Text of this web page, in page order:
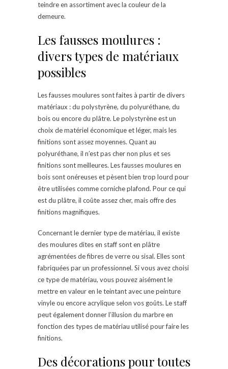
teindre en assortiment avec la couleur de la
demeure.
Les fausses moulures :
divers types de matériaux
possibles
Les fausses moulures sont faites à partir de divers
matériaux : du polystyrène, du polyuréthane, du
bois ou encore du plâtre. Le polystyrène est un
choix de matériel économique et léger, mais les
finitions sont assez moyennes. Quant au
polyuréthane, il n’est pas cher non plus et ses
finitions sont meilleures. Les fausses moulures en
bois sont onéreuses et pèsent bien trop lourd pour
être utilisées comme corniche plafond. Pour ce qui
est du plâtre, il coûte assez cher, mais offre des
finitions magnifiques.
Concernant le dernier type de matériau, il existe
des moulures dites en staff sont en plâtre
agrémentées de fibres de verre ou sisal. Elles sont
fabriquées par un professionnel. Si vous avez choisi
ce type de matériau, vous pouvez aisément le
mettre en valeur en le teintant avec une peinture
vinyle ou encore acrylique selon vos goûts. Le staff
peut également donner l’illusion du marbre en
fonction des types de matériau utilisé pour faire les
finitions.
Des décorations pour toutes